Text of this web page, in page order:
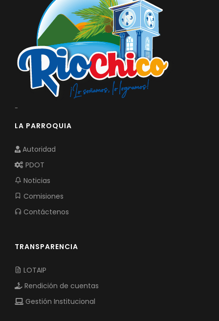
-
LA PARROQUIA
Autoridad
PDOT
Noticias
Comisiones
Contáctenos
TRANSPARENCIA
LOTAIP
Rendición de cuentas
Gestión Institucional